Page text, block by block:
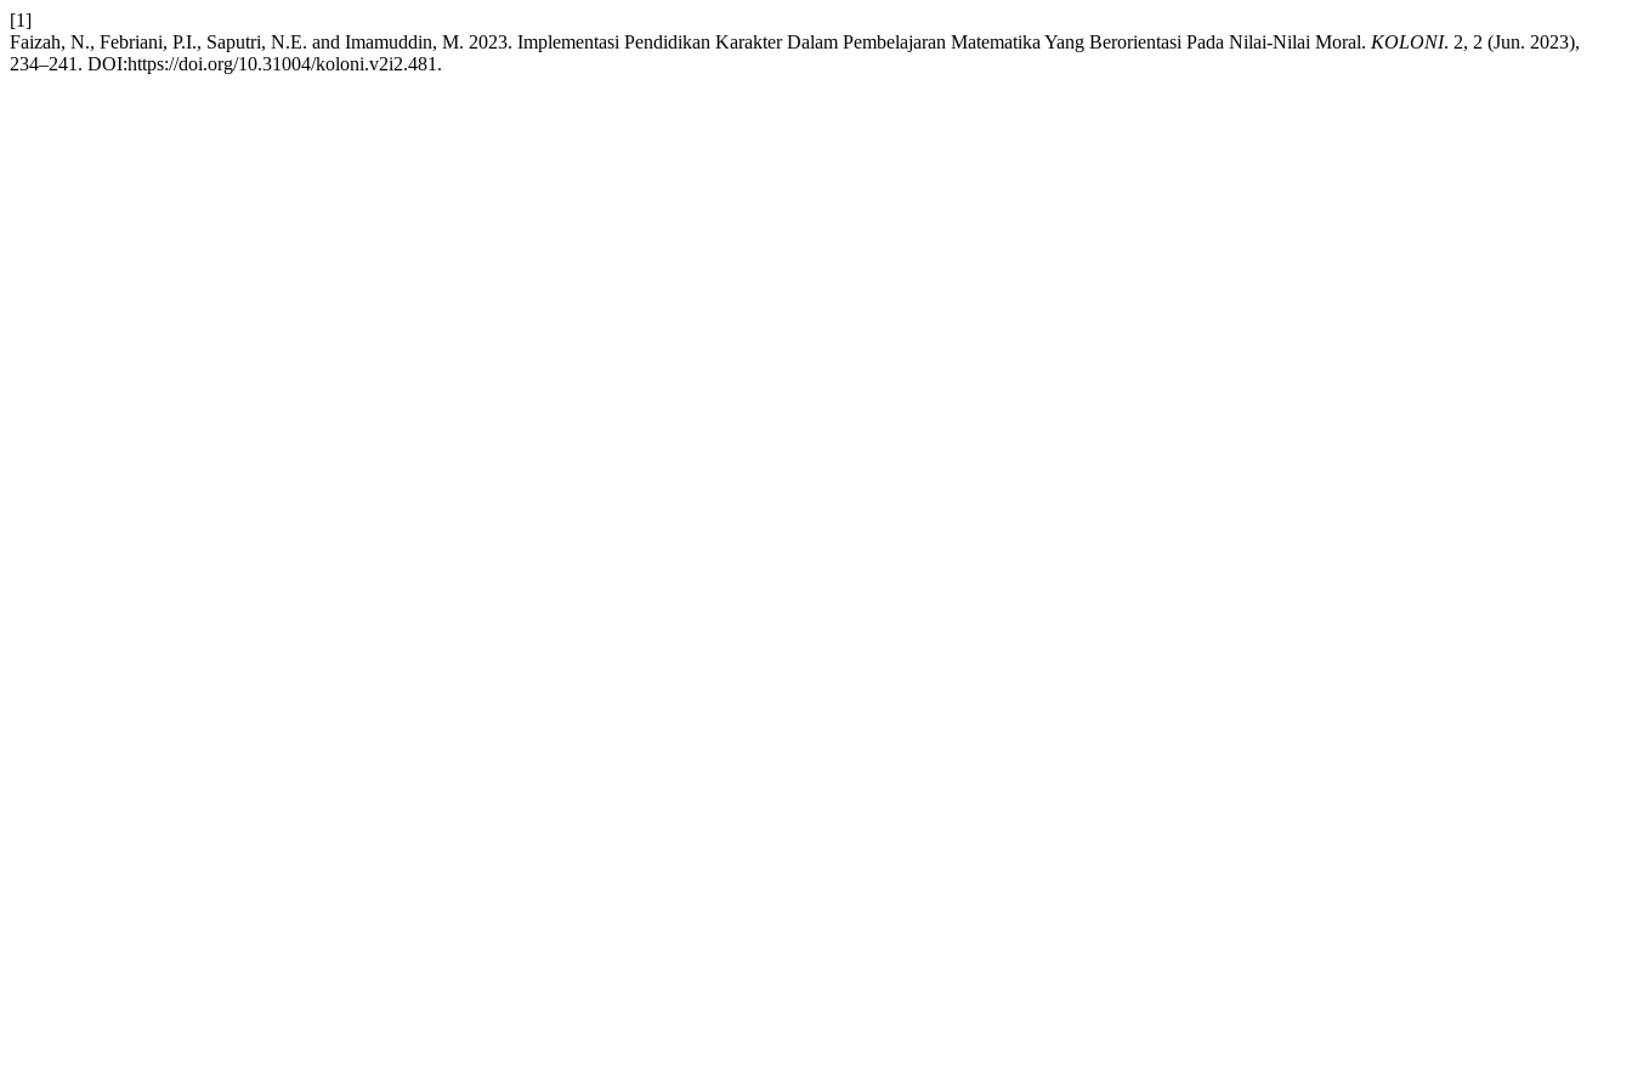
[1]
Faizah, N., Febriani, P.I., Saputri, N.E. and Imamuddin, M. 2023. Implementasi Pendidikan Karakter Dalam Pembelajaran Matematika Yang Berorientasi Pada Nilai-Nilai Moral. KOLONI. 2, 2 (Jun. 2023),
234–241. DOI:https://doi.org/10.31004/koloni.v2i2.481.